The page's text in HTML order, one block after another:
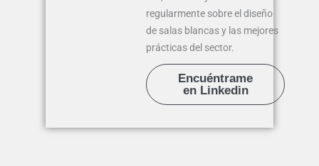
regularmente sobre el diseño
de salas blancas y las mejores
prácticas del sector.
Encuéntrame
en Linkedin